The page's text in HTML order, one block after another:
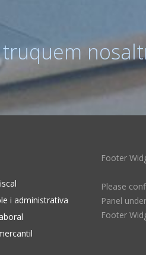
truquem
i administrativa
Footer
Please
Panel
Footer